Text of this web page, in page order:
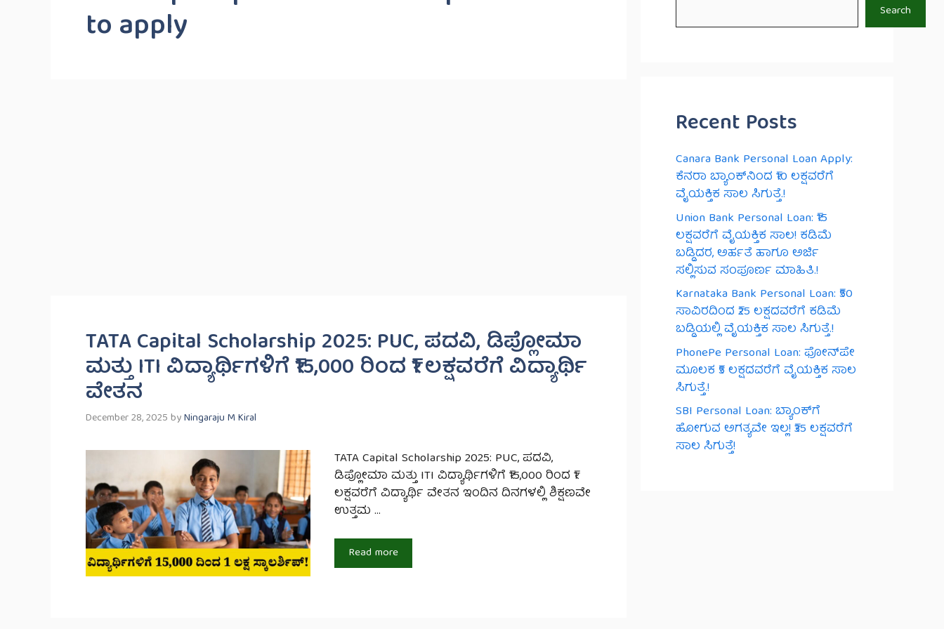
to apply
TATA Capital Scholarship 2025: PUC, ಪದವಿ, ಡಿಪ್ಲೋಮಾ
ಮತ್ತು ITI ವಿದ್ಯಾರ್ಥಿಗಳಿಗೆ ₹15,000 ರಿಂದ ₹1 ಲಕ್ಷವರೆಗೆ ವಿದ್ಯಾರ್ಥಿ
ವೇತನ
December 28, 2025byNingaraju M Kiral
TATA Capital Scholarship 2025: PUC, ಪದವಿ,
ಡಿಪ್ಲೋಮಾ ಮತ್ತು ITI ವಿದ್ಯಾರ್ಥಿಗಳಿಗೆ ₹15,000 ರಿಂದ ₹1
ಲಕ್ಷವರೆಗೆ ವಿದ್ಯಾರ್ಥಿ ವೇತನ ಇಂದಿನ ದಿನಗಳಲ್ಲಿ ಶಿಕ್ಷಣವೇ
ಉತ್ತಮ …
Read more
Search
Recent Posts
Canara Bank Personal Loan Apply:
ಕೆನರಾ ಬ್ಯಾಂಕ್‌ನಿಂದ ₹10 ಲಕ್ಷವರೆಗೆ
ವೈಯಕ್ತಿಕ ಸಾಲ ಸಿಗುತ್ತೆ.!
Union Bank Personal Loan: ₹15
ಲಕ್ಷವರೆಗೆ ವೈಯಕ್ತಿಕ ಸಾಲ! ಕಡಿಮೆ
ಬಡ್ಡಿದರ, ಅರ್ಹತೆ ಹಾಗೂ ಅರ್ಜಿ
ಸಲ್ಲಿಸುವ ಸಂಪೂರ್ಣ ಮಾಹಿತಿ.!
Karnataka Bank Personal Loan: ₹50
ಸಾವಿರದಿಂದ ₹25 ಲಕ್ಷದವರೆಗೆ ಕಡಿಮೆ
ಬಡ್ಡಿಯಲ್ಲಿ ವೈಯಕ್ತಿಕ ಸಾಲ ಸಿಗುತ್ತೆ.!
PhonePe Personal Loan: ಫೋನ್‌ಪೇ
ಮೂಲಕ ₹5 ಲಕ್ಷದವರೆಗೆ ವೈಯಕ್ತಿಕ ಸಾಲ
ಸಿಗುತ್ತೆ.!
SBI Personal Loan: ಬ್ಯಾಂಕ್‌ಗೆ
ಹೋಗುವ ಅಗತ್ಯವೇ ಇಲ್ಲ! ₹35 ಲಕ್ಷವರೆಗೆ
ಸಾಲ ಸಿಗುತ್ತೆ!